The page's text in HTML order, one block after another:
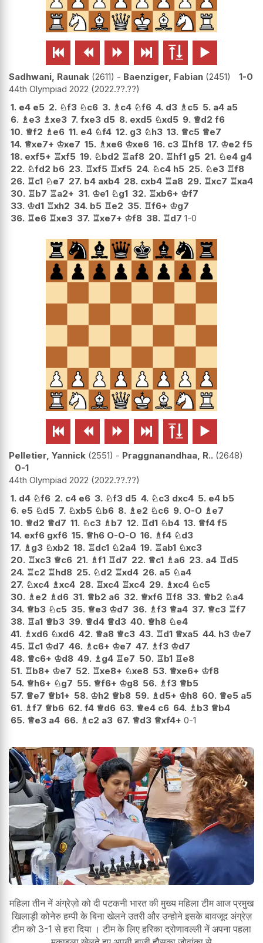
     
Sadhwani, Raunak 2611 - Baenziger, Fabian 2451
1-0
44th Olympiad 2022 2022.??.??
1. e4 e5 2. ♘f3 ♘c6 3. ♗c4 ♘f6 4. d3 ♗c5 5. a4 a5
6. ♗e3 ♗xe3 7. fxe3 d5 8. exd5 ♘xd5 9. ♕d2 f6
10. ♕f2 ♗e6 11. e4 ♘f4 12. g3 ♘h3 13. ♕c5 ♕e7
14. ♕xe7+ ♔xe7 15. ♗xe6 ♔xe6 16. c3 ♖hf8 17. ♔e2 f5
18. exf5+ ♖xf5 19. ♘bd2 ♖af8 20. ♖hf1 g5 21. ♘e4 g4
22. ♘fd2 b6 23. ♖xf5 ♖xf5 24. ♘c4 h5 25. ♘e3 ♖f8
26. ♖c1 ♘e7 27. b4 axb4 28. cxb4 ♖a8 29. ♖xc7 ♖xa4
30. ♖b7 ♖a2+ 31. ♔e1 ♘g1 32. ♖xb6+ ♔f7
33. ♔d1 ♖xh2 34. b5 ♖e2 35. ♖f6+ ♔g7
36. ♖e6 ♖xe3 37. ♖xe7+ ♔f8 38. ♖d7 1-0
     
Pelletier, Yannick 2551 - Praggnanandhaa, R.. 2648
0-1
44th Olympiad 2022 2022.??.??
1. d4 ♘f6 2. c4 e6 3. ♘f3 d5 4. ♘c3 dxc4 5. e4 b5
6. e5 ♘d5 7. ♘xb5 ♘b6 8. ♗ e2 ♘c6 9. O-O ♗ e7
10. ♕d2 ♕d7 11. ♘c3 ♗ b7 12. ♖d1 ♘b4 13. ♕f4 f5
14. exf6 gxf6 15. ♕h6 O-O-O 16. ♗f4 ♘d3
17. ♗ g3 ♘xb2 18. ♖dc1 ♘2a4 19. ♖ab1 ♘xc3
20. ♖xc3 ♕c6 21. ♗f1 ♖d7 22. ♕c1 ♗ a6 23. a4 ♖d5
24. ♖c2 ♖hd8 25. ♘d2 ♖xd4 26. a5 ♘a4
27. ♘xc4 ♗xc4 28. ♖xc4 ♖xc4 29. ♗xc4 ♘c5
30. ♗ e2 ♗ d6 31. ♕b2 a6 32. ♕xf6 ♖f8 33. ♕b2 ♘a4
34. ♕b3 ♘c5 35. ♕e3 ♔d7 36. ♗f3 ♕a4 37. ♕c3 ♖f7
38. ♖a1 ♕b3 39. ♕d4 ♕d3 40. ♕h8 ♘e4
41. ♗xd6 ♘xd6 42. ♕a8 ♕c3 43. ♖d1 ♕xa5 44. h3 ♔e7
45. ♖c1 ♔d7 46. ♗ c6+ ♔e7 47. ♗f3 ♔d7
48. ♕c6+ ♔d8 49. ♗ g4 ♖e7 50. ♖b1 ♖e8
51. ♖b8+ ♔e7 52. ♖xe8+ ♘xe8 53. ♕xe6+ ♔f8
54. ♕h6+ ♘g7 55. ♕f6+ ♔g8 56. ♗f3 ♕b5
57. ♕e7 ♕b1+ 58. ♔h2 ♕b8 59. ♗ d5+ ♔h8 60. ♕e5 a5
61. ♗f7 ♕b6 62. f4 ♕d6 63. ♕e4 c6 64. ♗ b3 ♕b4
65. ♕e3 a4 66. ♗ c2 a3 67. ♕d3 ♕xf4+ 0-1
महिला तीन नें अंग्रेज़ो को दी पटकनी भारत की मुख्य महिला टीम आज प्रमुख
खिलाड़ी कोनेरु हम्पी के बिना खेलने उतरी और उन्होने इसके बावजूद अंग्रेज़
टीम को 3-1 से हरा दिया । टीम के लिए हरिका द्रोणावल्ली नें अपना पहला